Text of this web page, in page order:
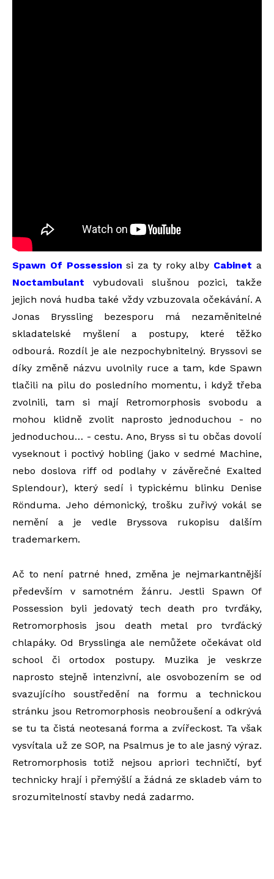
Spawn Of Possession si za ty roky alby Cabinet a
Noctambulant vybudovali slušnou pozici, takže
jejich nová hudba také vždy vzbuzovala očekávání. A
Jonas Bryssling bezesporu má nezaměnitelné
skladatelské myšlení a postupy, které těžko
odbourá. Rozdíl je ale nezpochybnitelný. Bryssovi se
díky změně názvu uvolnily ruce a tam, kde Spawn
tlačili na pilu do posledního momentu, i když třeba
zvolnili, tam si mají Retromorphosis svobodu a
mohou klidně zvolit naprosto jednoduchou - no
jednoduchou… - cestu. Ano, Bryss si tu občas dovolí
vyseknout i poctivý hobling (jako v sedmé Machine,
nebo doslova riff od podlahy v závěrečné Exalted
Splendour), který sedí i typickému blinku Denise
Rönduma. Jeho démonický, trošku zuřivý vokál se
nemění a je vedle Bryssova rukopisu dalším
trademarkem.
Ač to není patrné hned, změna je nejmarkantnější
především v samotném žánru. Jestli Spawn Of
Possession byli jedovatý tech death pro tvrďáky,
Retromorphosis jsou death metal pro tvrďácký
chlapáky. Od Brysslinga ale nemůžete očekávat old
school či ortodox postupy. Muzika je veskrze
naprosto stejně intenzivní, ale osvobozením se od
svazujícího soustředění na formu a technickou
stránku jsou Retromorphosis neobroušení a odkrývá
se tu ta čistá neotesaná forma a zvířeckost. Ta však
vysvítala už ze SOP, na Psalmus je to ale jasný výraz.
Retromorphosis totiž nejsou apriori techničtí, byť
technicky hrají i přemýšlí a žádná ze skladeb vám to
srozumitelností stavby nedá zadarmo.